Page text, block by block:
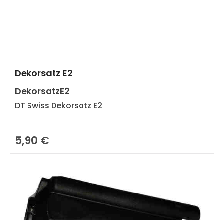
Produkt Anzahl: Gib den
Dekorsatz E2
DekorsatzE2
DT Swiss Dekorsatz E2
Regulärer Preis:
5,90 €